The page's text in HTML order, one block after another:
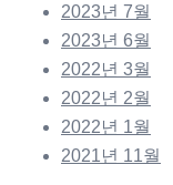
2023년 7월
2023년 6월
2022년 3월
2022년 2월
2022년 1월
2021년 11월